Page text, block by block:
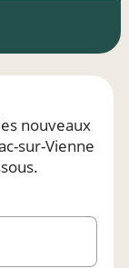
nouveaux
sur-Vienne